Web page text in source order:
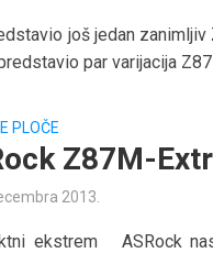
još jedan
par varijacija
PLOČE
Z87M-
2013.
ekstrem ASRock